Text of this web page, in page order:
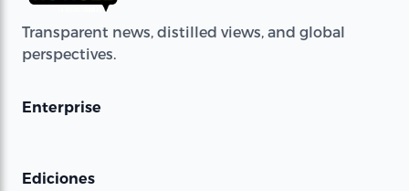
Transparent news, distilled views, and global
perspectives.
Enterprise
Ediciones